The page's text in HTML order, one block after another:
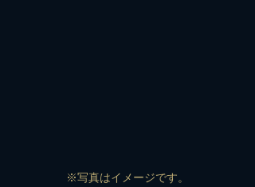
※写真はイメージです。